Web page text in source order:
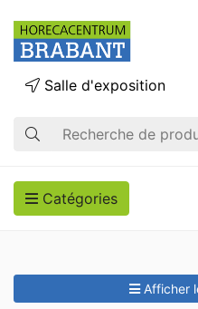
Recherche
Salle d'exposition
Catégories
Afficher